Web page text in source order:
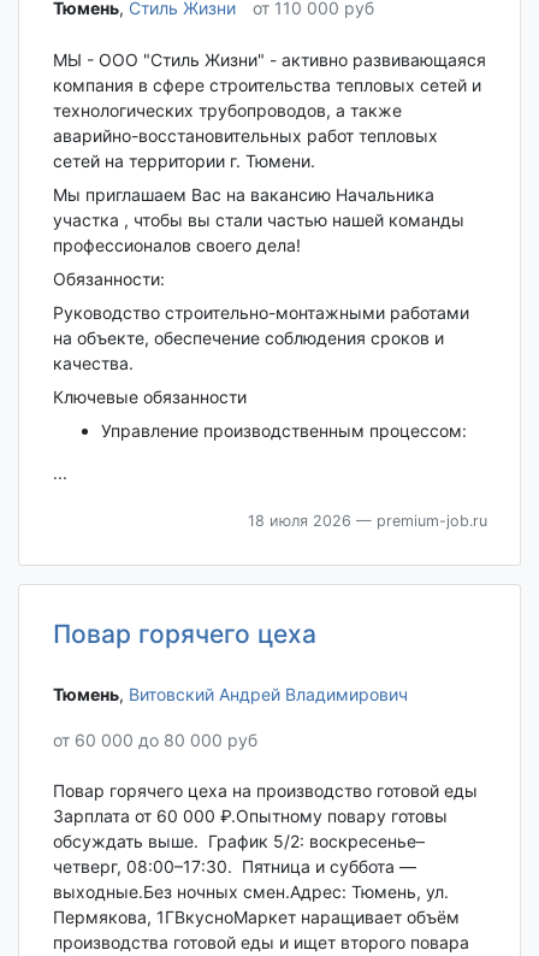
Тюмень‎, Стиль Жизни от 110 000 руб
МЫ - ООО "Стиль Жизни" - активно развивающаяся
компания в сфере строительства тепловых сетей и
технологических трубопроводов, а также
аварийно-восстановительных работ тепловых
сетей на территории г. Тюмени.
Мы приглашаем Вас на вакансию Начальника
участка , чтобы вы стали частью нашей команды
профессионалов своего дела!
Обязанности:
Руководство строительно-монтажными работами
на объекте, обеспечение соблюдения сроков и
качества.
Ключевые обязанности
Управление производственным процессом:
...
18 июля 2026 — premium-job.ru
Повар горячего цеха
Тюмень‎, Витовский Андрей Владимирович
от 60 000 до 80 000 руб
Повар горячего цеха на производство готовой еды
Зарплата от 60 000 ₽.Опытному повару готовы
обсуждать выше. График 5/2: воскресенье–
четверг, 08:00–17:30. Пятница и суббота —
выходные.Без ночных смен.Адрес: Тюмень, ул.
Пермякова, 1ГВкусноМаркет наращивает объём
производства готовой еды и ищет второго повара